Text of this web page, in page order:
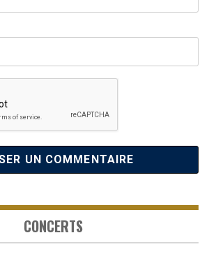
CONCERTS